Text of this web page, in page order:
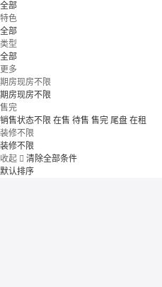
全部
特色
全部
类型
全部
更多
期房现房不限
期房现房不限
售完
销售状态不限 在售 待售 售完 尾盘 在租
装修不限
装修不限
收起  清除全部条件
默认排序